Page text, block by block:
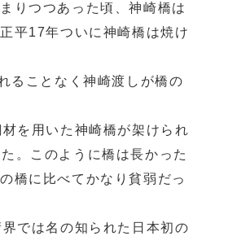
りつつあった頃、神崎橋は
平17年ついに神崎橋は焼け
ることなく神崎渡しが橋の
を用いた神崎橋が架けられ
。このように橋は長かった
橋に比べてかなり貧弱だっ
では名の知られた日本初の